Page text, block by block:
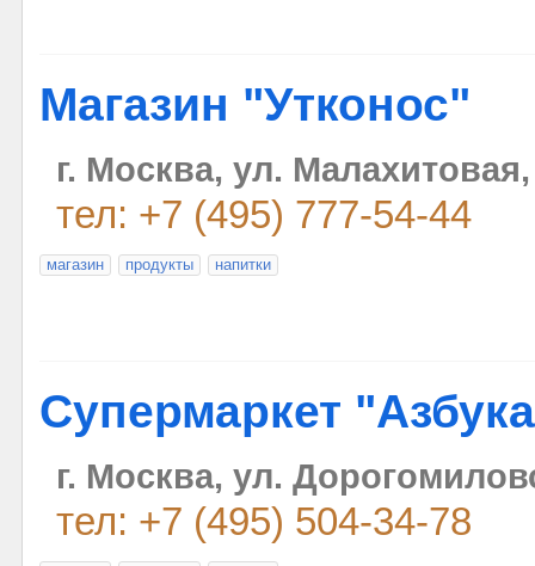
Магазин "Утконос"
г. Москва, ул.
тел: +7 (495) 777-54-44
магазин продукты напитки
Супермаркет
г. Москва, ул.
тел: +7 (495) 504-34-78